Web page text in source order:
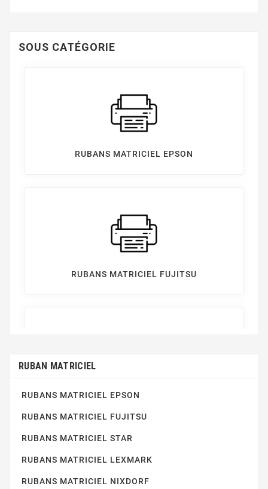
SOUS CATÉGORIE
RUBANS MATRICIEL EPSON
RUBANS MATRICIEL FUJITSU
RUBANS MATRICIEL STAR
RUBAN MATRICIEL
RUBANS MATRICIEL EPSON
RUBANS MATRICIEL FUJITSU
RUBANS MATRICIEL STAR
RUBANS MATRICIEL LEXMARK
RUBANS MATRICIEL NIXDORF